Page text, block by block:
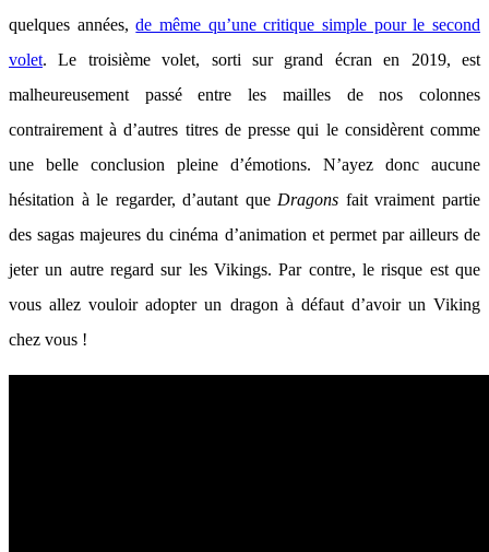
quelques années,de même qu’une critique simple pour le second
volet. Le troisième volet, sorti sur grand écran en 2019, est
malheureusement passé entre les mailles de nos colonnes
contrairement à d’autres titres de presse qui le considèrent comme
une belle conclusion pleine d’émotions. N’ayez donc aucune
hésitation à le regarder, d’autant que Dragons fait vraiment partie
des sagas majeures du cinéma d’animation et permet par ailleurs de
jeter un autre regard sur les Vikings. Par contre, le risque est que
vous allez vouloir adopter un dragon à défaut d’avoir un Viking
chez vous !